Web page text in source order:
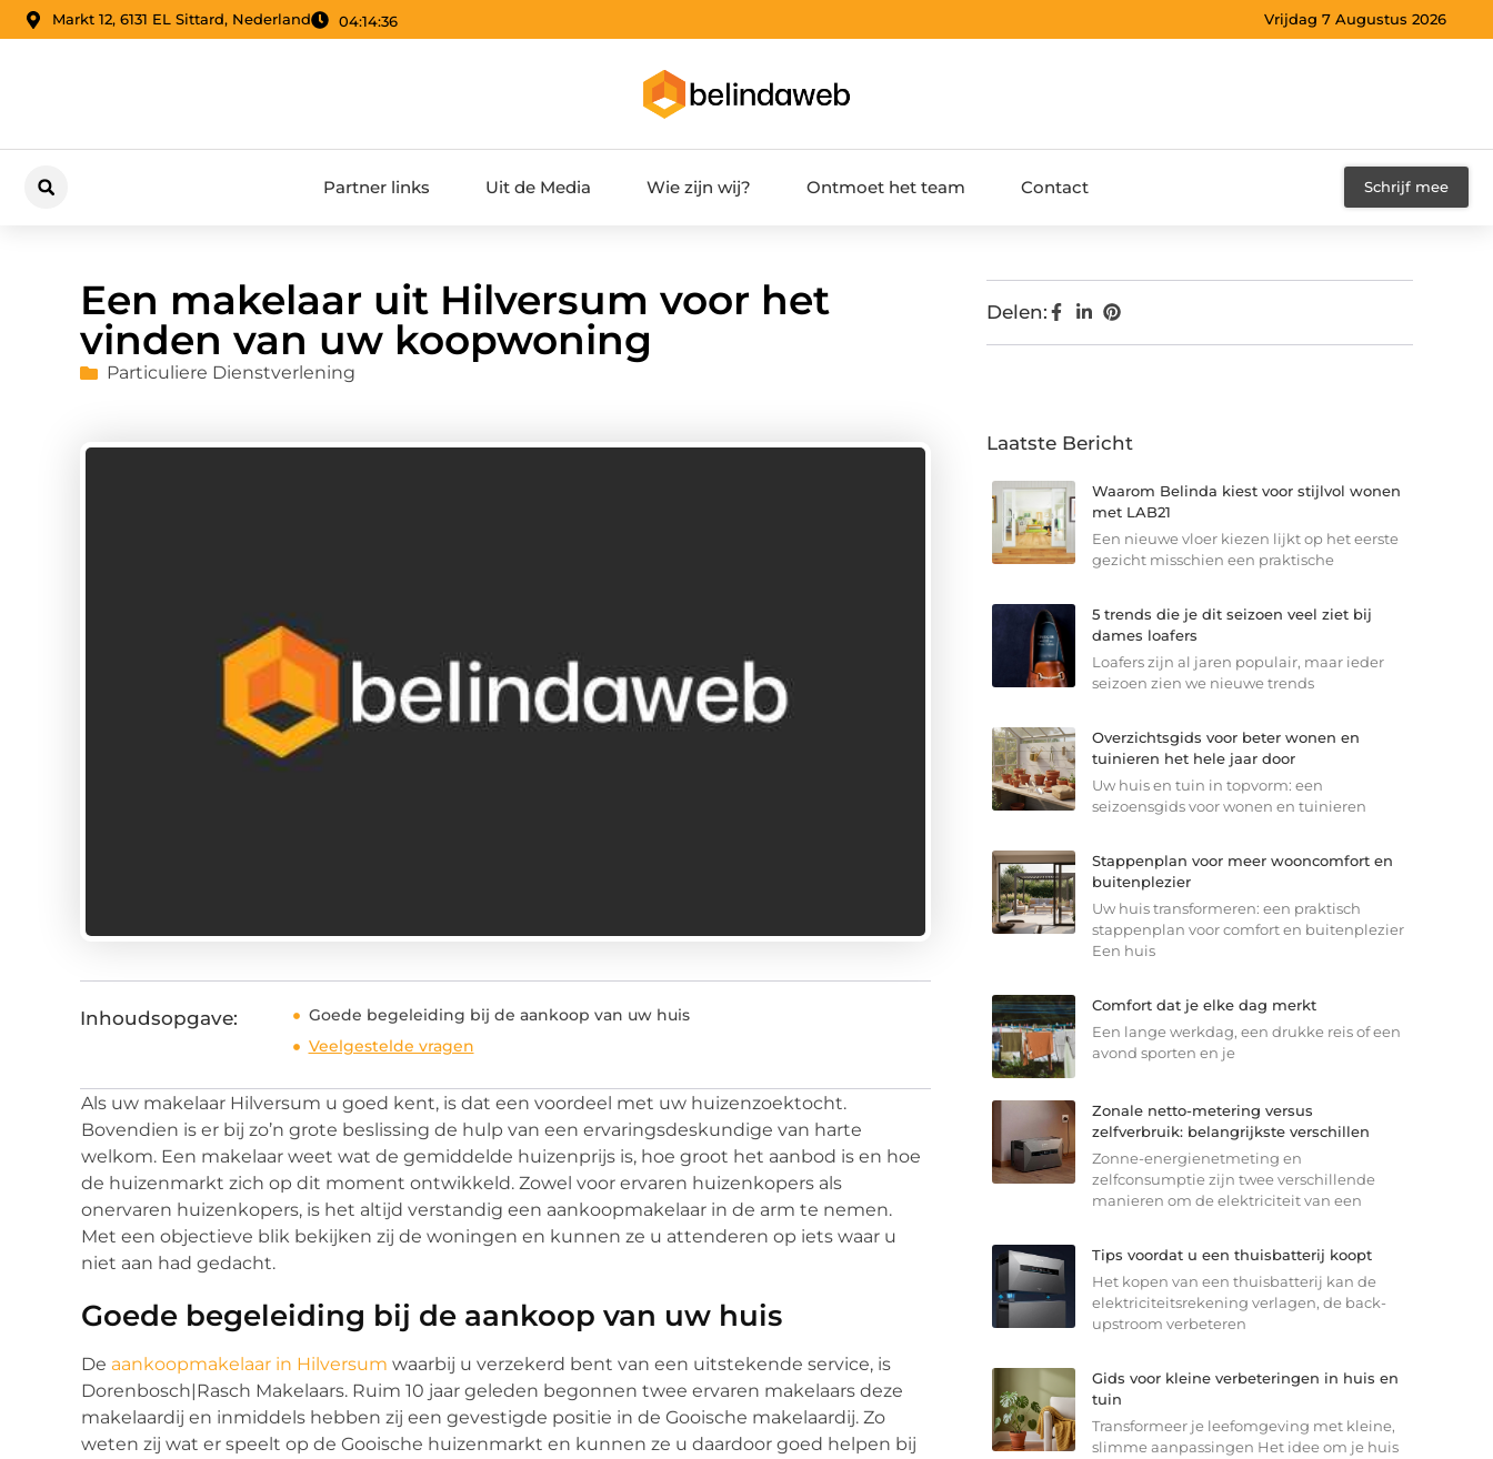
Markt 12, 6131 EL Sittard, Nederland 04:14:37 Vrijdag 7 Augustus 2026
Partner links Uit de Media Wie zijn wij? Ontmoet het team Contact Schrijf mee
Een makelaar uit Hilversum voor het
vinden van uw koopwoning
Particuliere Dienstverlening
Inhoudsopgave:
Goede begeleiding bij de aankoop van uw huis
Veelgestelde vragen
Als uw makelaar Hilversum u goed kent, is dat een voordeel met uw huizenzoektocht.
Bovendien is er bij zo’n grote beslissing de hulp van een ervaringsdeskundige van harte
welkom. Een makelaar weet wat de gemiddelde huizenprijs is, hoe groot het aanbod is en hoe
de huizenmarkt zich op dit moment ontwikkeld. Zowel voor ervaren huizenkopers als
onervaren huizenkopers, is het altijd verstandig een aankoopmakelaar in de arm te nemen.
Met een objectieve blik bekijken zij de woningen en kunnen ze u attenderen op iets waar u
niet aan had gedacht.
Goede begeleiding bij de aankoop van uw huis
De aankoopmakelaar in Hilversum waarbij u verzekerd bent van een uitstekende service, is
Dorenbosch|Rasch Makelaars. Ruim 10 jaar geleden begonnen twee ervaren makelaars deze
makelaardij en inmiddels hebben zij een gevestigde positie in de Gooische makelaardij. Zo
weten zij wat er speelt op de Gooische huizenmarkt en kunnen ze u daardoor goed helpen bij
Delen:
Laatste Bericht
Waarom Belinda kiest voor stijlvol wonen
met LAB21
Een nieuwe vloer kiezen lijkt op het eerste
gezicht misschien een praktische
5 trends die je dit seizoen veel ziet bij
dames loafers
Loafers zijn al jaren populair, maar ieder
seizoen zien we nieuwe trends
Overzichtsgids voor beter wonen en
tuinieren het hele jaar door
Uw huis en tuin in topvorm: een
seizoensgids voor wonen en tuinieren
Stappenplan voor meer wooncomfort en
buitenplezier
Uw huis transformeren: een praktisch
stappenplan voor comfort en buitenplezier
Een huis
Comfort dat je elke dag merkt
Een lange werkdag, een drukke reis of een
avond sporten en je
Zonale netto-metering versus
zelfverbruik: belangrijkste verschillen
Zonne-energienetmeting en
zelfconsumptie zijn twee verschillende
manieren om de elektriciteit van een
Tips voordat u een thuisbatterij koopt
Het kopen van een thuisbatterij kan de
elektriciteitsrekening verlagen, de back-
upstroom verbeteren
Gids voor kleine verbeteringen in huis en
tuin
Transformeer je leefomgeving met kleine,
slimme aanpassingen Het idee om je huis